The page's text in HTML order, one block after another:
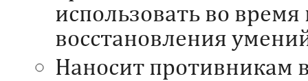
использовать во
восстановления
Наносит противникам